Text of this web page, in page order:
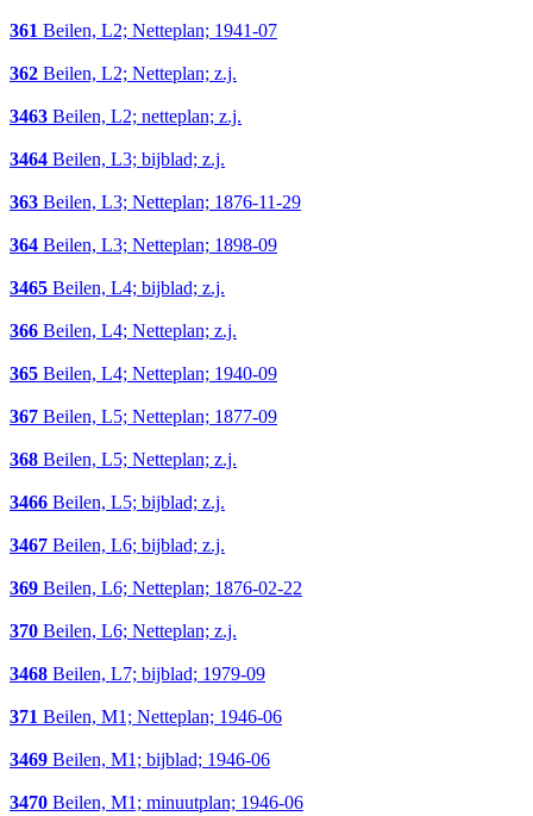
361 Beilen, L2; Netteplan; 1941-07
362 Beilen, L2; Netteplan; z.j.
3463 Beilen, L2; netteplan; z.j.
3464 Beilen, L3; bijblad; z.j.
363 Beilen, L3; Netteplan; 1876-11-29
364 Beilen, L3; Netteplan; 1898-09
3465 Beilen, L4; bijblad; z.j.
366 Beilen, L4; Netteplan; z.j.
365 Beilen, L4; Netteplan; 1940-09
367 Beilen, L5; Netteplan; 1877-09
368 Beilen, L5; Netteplan; z.j.
3466 Beilen, L5; bijblad; z.j.
3467 Beilen, L6; bijblad; z.j.
369 Beilen, L6; Netteplan; 1876-02-22
370 Beilen, L6; Netteplan; z.j.
3468 Beilen, L7; bijblad; 1979-09
371 Beilen, M1; Netteplan; 1946-06
3469 Beilen, M1; bijblad; 1946-06
3470 Beilen, M1; minuutplan; 1946-06